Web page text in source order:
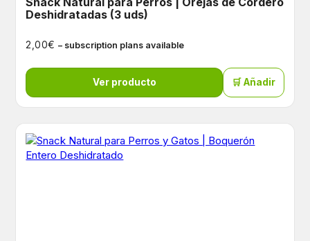
Deshidratadas (3 uds)
2,00€ – subscription plans available
Ver producto 🛒 Añadir